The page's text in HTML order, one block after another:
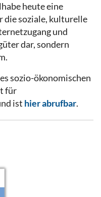
heute eine
die soziale, kulturelle
und
dar, sondern
sozio-ökonomischen
für
ist hier abrufbar.